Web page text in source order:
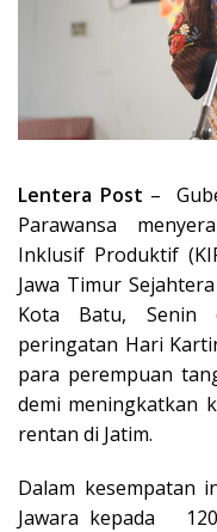
Lentera Post –
Parawansa
Inklusif Produktif
Jawa Timur
Kota Batu,
peringatan Hari
para perempuan
demi meningkatkan
rentan di Jatim.
Dalam kesempatan
Jawara kepada